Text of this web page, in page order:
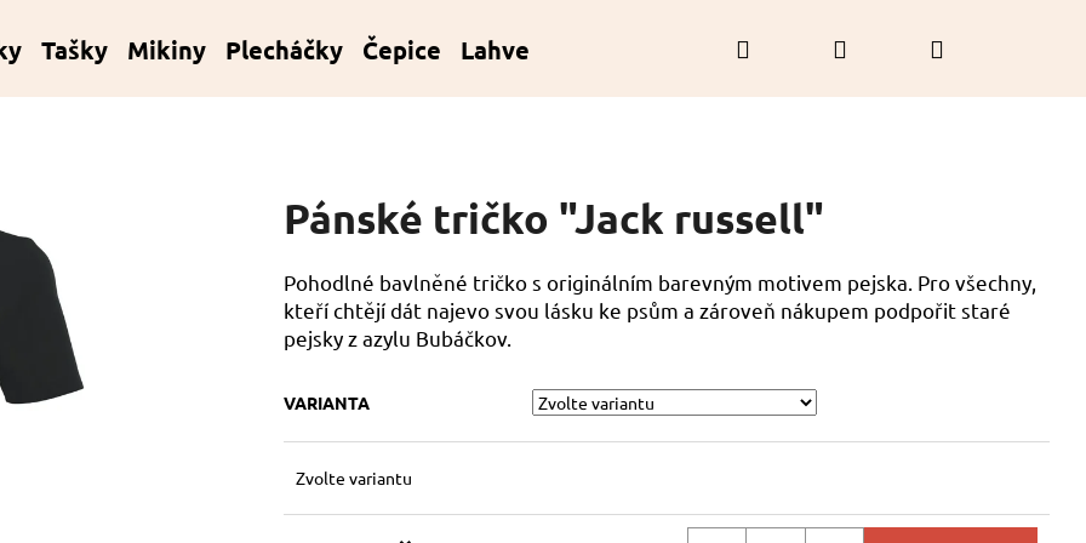
Tašky Mikiny Plecháčky Čepice Lahve Hledat PřihlášeníNákupní
Pánské tričko "Jack russell"
Pohodlné bavlněné tričko s originálním barevným motivem pejska. Pro všechny,
kteří chtějí dát najevo svou lásku ke psům a zároveň nákupem podpořit staré
pejsky z azylu Bubáčkov.
VARIANTA
Zvolte variantu
HLEDAT
KORÁLKOVÝ NÁRAMEK - ČERVENÝ KORÁLKOVÝ NÁRAMEK - LÁVOVÝ